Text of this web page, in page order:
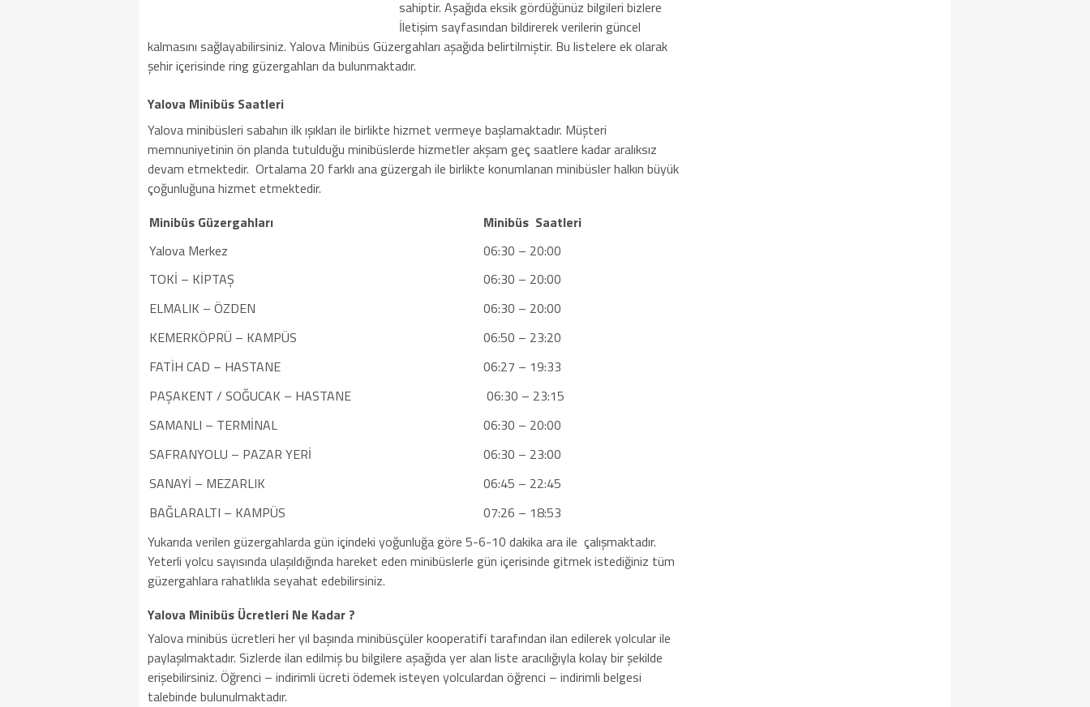
sahiptir. Aşağıda eksik gördüğünüz bilgileri bizlere
İletişim sayfasından bildirerek verilerin güncel
kalmasını sağlayabilirsiniz. Yalova Minibüs Güzergahları aşağıda belirtilmiştir. Bu listelere ek olarak
şehir içerisinde ring güzergahları da bulunmaktadır.
Yalova Minibüs Saatleri
Yalova minibüsleri sabahın ilk ışıkları ile birlikte hizmet vermeye başlamaktadır. Müşteri
memnuniyetinin ön planda tutulduğu minibüslerde hizmetler akşam geç saatlere kadar aralıksız
devam etmektedir. Ortalama 20 farklı ana güzergah ile birlikte konumlanan minibüsler halkın büyük
çoğunluğuna hizmet etmektedir.
Minibüs Güzergahları
Minibüs Saatleri
Yalova Merkez
06:30 – 20:00
TOKİ – KİPTAŞ
06:30 – 20:00
ELMALIK – ÖZDEN
06:30 – 20:00
KEMERKÖPRÜ – KAMPÜS
06:50 – 23:20
FATİH CAD – HASTANE
06:27 – 19:33
PAŞAKENT / SOĞUCAK – HASTANE
06:30 – 23:15
SAMANLI – TERMİNAL
06:30 – 20:00
SAFRANYOLU – PAZAR YERİ
06:30 – 23:00
SANAYİ – MEZARLIK
06:45 – 22:45
BAĞLARALTI – KAMPÜS
07:26 – 18:53
Yukarıda verilen güzergahlarda gün içindeki yoğunluğa göre 5-6-10 dakika ara ile çalışmaktadır.
Yeterli yolcu sayısında ulaşıldığında hareket eden minibüslerle gün içerisinde gitmek istediğiniz tüm
güzergahlara rahatlıkla seyahat edebilirsiniz.
Yalova Minibüs Ücretleri Ne Kadar ?
Yalova minibüs ücretleri her yıl başında minibüsçüler kooperatifi tarafından ilan edilerek yolcular ile
paylaşılmaktadır. Sizlerde ilan edilmiş bu bilgilere aşağıda yer alan liste aracılığıyla kolay bir şekilde
erişebilirsiniz. Öğrenci – indirimli ücreti ödemek isteyen yolculardan öğrenci – indirimli belgesi
talebinde bulunulmaktadır.